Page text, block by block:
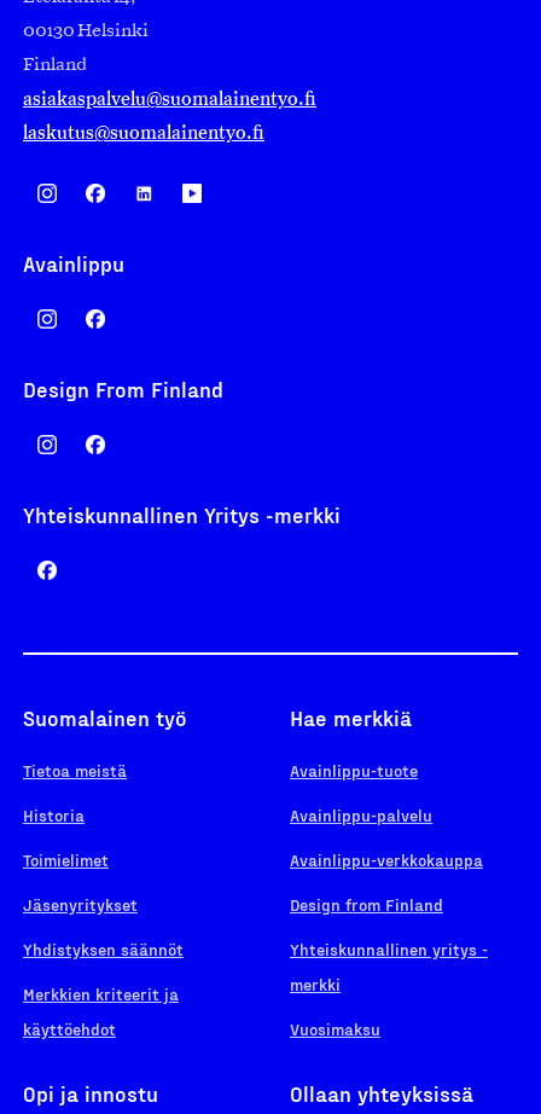
00130 Helsinki
Finland
asiakaspalvelu@suomalainentyo.fi
laskutus@suomalainentyo.fi
Avainlippu
Design From Finland
Yhteiskunnallinen Yritys -merkki
Suomalainen työ
Tietoa meistä
Historia
Toimielimet
Jäsenyritykset
Yhdistyksen säännöt
Merkkien kriteerit ja
käyttöehdot
Hae merkkiä
Avainlippu-tuote
Avainlippu-palvelu
Avainlippu-verkkokauppa
Design from Finland
Yhteiskunnallinen yritys -
merkki
Vuosimaksu
Opi ja innostu Ollaan yhteyksissä